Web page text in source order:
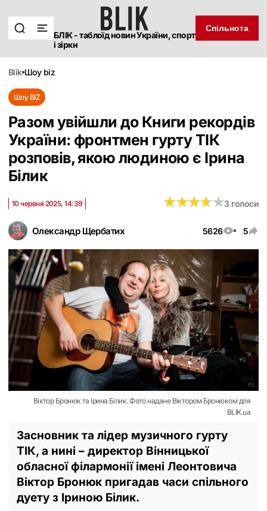
БЛІК - таблоїд новин України, спорт
і зірки
Спільнота
blik шоу biz
Шоу BIZ
Разом увійшли до Книги рекордів
України: фронтмен гурту ТІК
розповів, якою людиною є Ірина
Білик
Олександр Щербатих 5626 5
10 червня 2025, 14:39 ★★★★★
★★★★★3 голоси
Віктор Бронюк та Ірина Білик. Фото надане Віктором Бронюком для
BLIK.ua
Засновник та лідер музичного гурту
ТІК, а нині – директор Вінницької
обласної філармонії імені Леонтовича
Віктор Бронюк пригадав часи спільного
дуету з Іриною Білик.